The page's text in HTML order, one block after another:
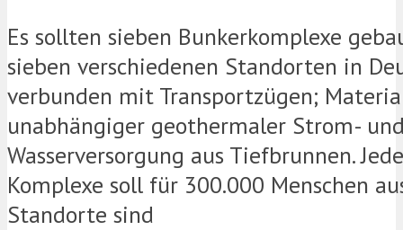
Es sollten sieben Bunkerkomplexe
sieben verschiedenen Standorten in
verbunden mit Transportzügen;
unabhängiger geothermaler Strom-
Wasserversorgung aus Tiefbrunnen.
Komplexe soll für 300.000 Menschen
Standorte sind